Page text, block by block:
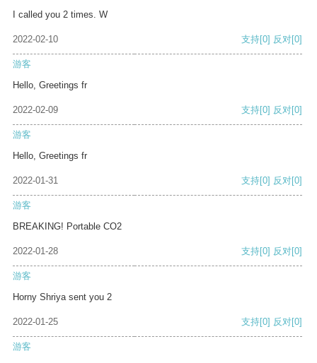
I called you 2 times. W
2022-02-10 支持[0] 反对[0]
游客
Hello, Greetings fr
2022-02-09 支持[0] 反对[0]
游客
Hello, Greetings fr
2022-01-31 支持[0] 反对[0]
游客
BREAKING! Portable CO2
2022-01-28 支持[0] 反对[0]
游客
Horny Shriya sent you 2
2022-01-25 支持[0] 反对[0]
游客